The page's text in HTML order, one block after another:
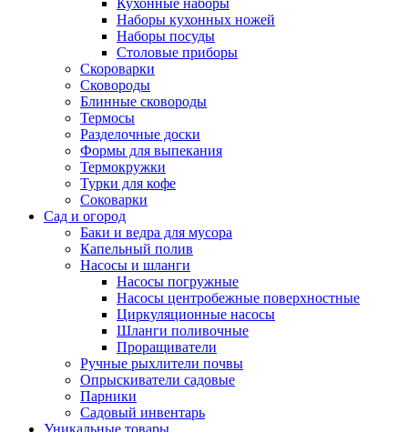
Наборы кухонных ножей
Наборы посуды
Столовые приборы
Скороварки
Сковороды
Блинные сковороды
Термосы
Разделочные доски
Формы для выпекания
Термокружки
Турки для кофе
Соковарки
Сад и огород
Баки и ведра для мусора
Капельный полив
Насосы и шланги
Насосы погружные
Насосы центробежные поверхностные
Циркуляционные насосы
Шланги поливочные
Проращиватели
Ручные рыхлители почвы
Опрыскиватели садовые
Парники
Садовый инвентарь
Уникальные товары